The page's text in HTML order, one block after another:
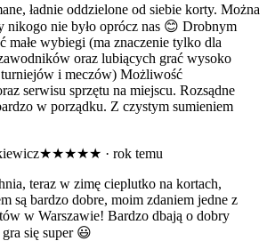
ładnie oddzielone od siebie korty. Można
nikogo nie było oprócz nas 😊 Drobnym
małe wybiegi (ma znaczenie tylko dla
oraz lubiących grać wysoko
turniejów i meczów) Możliwość
serwisu sprzętu na miejscu. Rozsądne
w porządku. Z czystym sumieniem
★★★★★ · rok temu
teraz w zimę cieplutko na kortach,
są bardzo dobre, moim zdaniem jedne z
w Warszawie! Bardzo dbają o dobry
się super 😃